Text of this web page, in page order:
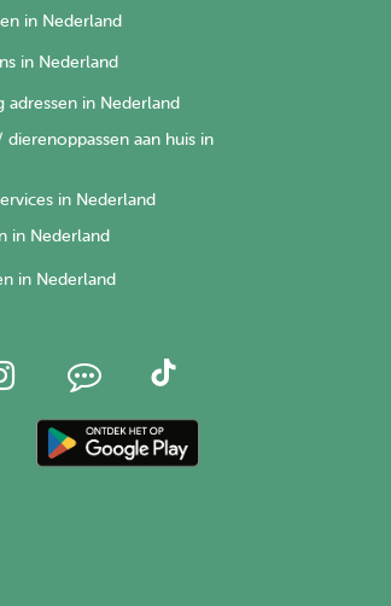
in Nederland
in Nederland
in Nederland
aan huis in
in Nederland
in Nederland
in Nederland